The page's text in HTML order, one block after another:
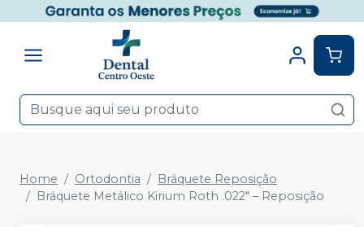
Home Ortodontia
Bráquete Reposição
Bráquete Metálico Kirium Roth .022" – Reposição